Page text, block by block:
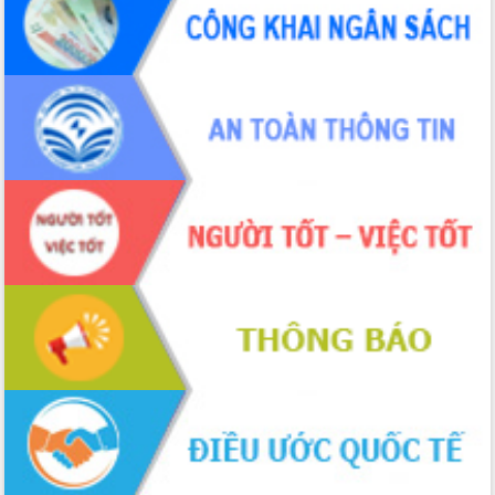
tiến đầu tư tỉnh
Ngành cá ngừ Đắk Lắk chủ động thích
ứng để giữ vững thị trường xuất khẩu
Diễn đàn Kinh tế tư nhân Việt Nam đột
phá cơ chế - Hợp tác công tư
Đề án 06 tạo bước ngoặt đột phá trong
cải cách hành chính tỉnh Đắk Lắk
Kết nối tour, đẩy mạnh chuyển đổi số
để phát triển du lịch Đắk Lắk
Khởi động Dự án Đầu tư xây dựng hạ
tầng kỹ thuật Cụm công nghiệp Tân
Gặp mặt các cơ quan báo chí nhân Kỷ
niệm 101 năm Ngày Báo chí Cách
mạng Việt Nam
Đắk Lắk sơ kết 4 năm triển khai thực
hiện Đề án 06 của Chính phủ
Họp báo thông tin về Hội nghị Công bố
Quy hoạch và Xúc tiến đầu tư tỉnh Đắk
Lắk